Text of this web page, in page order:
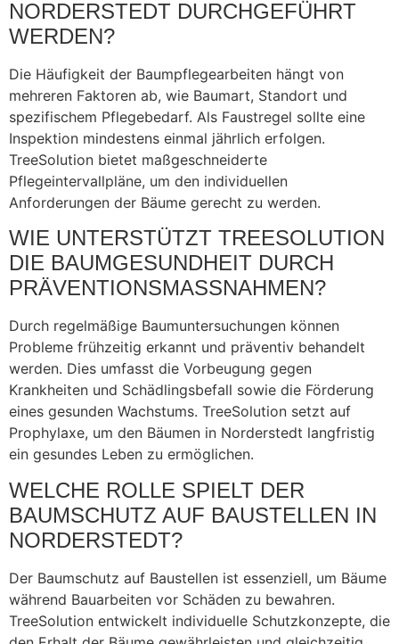
NORDERSTEDT DURCHGEFÜHRT
WERDEN?
Die Häufigkeit der Baumpflegearbeiten hängt von
mehreren Faktoren ab, wie Baumart, Standort und
spezifischem Pflegebedarf. Als Faustregel sollte eine
Inspektion mindestens einmal jährlich erfolgen.
TreeSolution bietet maßgeschneiderte
Pflegeintervallpläne, um den individuellen
Anforderungen der Bäume gerecht zu werden.
WIE UNTERSTÜTZT TREESOLUTION
DIE BAUMGESUNDHEIT DURCH
PRÄVENTIONSMASSNAHMEN?
Durch regelmäßige Baumuntersuchungen können
Probleme frühzeitig erkannt und präventiv behandelt
werden. Dies umfasst die Vorbeugung gegen
Krankheiten und Schädlingsbefall sowie die Förderung
eines gesunden Wachstums. TreeSolution setzt auf
Prophylaxe, um den Bäumen in Norderstedt langfristig
ein gesundes Leben zu ermöglichen.
WELCHE ROLLE SPIELT DER
BAUMSCHUTZ AUF BAUSTELLEN IN
NORDERSTEDT?
Der Baumschutz auf Baustellen ist essenziell, um Bäume
während Bauarbeiten vor Schäden zu bewahren.
TreeSolution entwickelt individuelle Schutzkonzepte, die